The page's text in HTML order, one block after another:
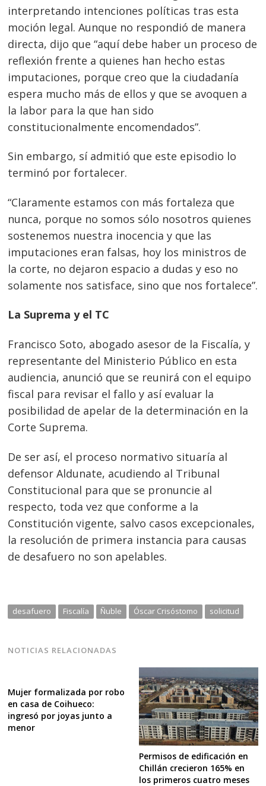
interpretando intenciones políticas tras esta
moción legal. Aunque no respondió de manera
directa, dijo que “aquí debe haber un proceso de
reflexión frente a quienes han hecho estas
imputaciones, porque creo que la ciudadanía
espera mucho más de ellos y que se avoquen a
la labor para la que han sido
constitucionalmente encomendados”.
Sin embargo, sí admitió que este episodio lo
terminó por fortalecer.
“Claramente estamos con más fortaleza que
nunca, porque no somos sólo nosotros quienes
sostenemos nuestra inocencia y que las
imputaciones eran falsas, hoy los ministros de
la corte, no dejaron espacio a dudas y eso no
solamente nos satisface, sino que nos fortalece”.
La Suprema y el TC
Francisco Soto, abogado asesor de la Fiscalía, y
representante del Ministerio Público en esta
audiencia, anunció que se reunirá con el equipo
fiscal para revisar el fallo y así evaluar la
posibilidad de apelar de la determinación en la
Corte Suprema.
De ser así, el proceso normativo situaría al
defensor Aldunate, acudiendo al Tribunal
Constitucional para que se pronuncie al
respecto, toda vez que conforme a la
Constitución vigente, salvo casos excepcionales,
la resolución de primera instancia para causas
de desafuero no son apelables.
desafuero Fiscalía Ñuble Óscar Crisóstomo solicitud
NOTICIAS RELACIONADAS
Mujer formalizada por robo
en casa de Coihueco:
ingresó por joyas junto a
menor
Permisos de edificación en
Chillán crecieron 165% en
los primeros cuatro meses